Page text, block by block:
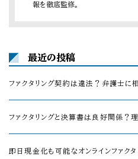
報を徹底監修。
最近の投稿
ファクタリング契約は違法？弁護士に
ファクタリングと決算書は良好関係？
即日現金化も可能なオンラインファクタ